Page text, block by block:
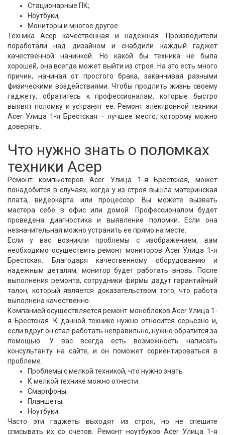
Стационарные ПК;
Ноутбуки;
Мониторы и многое другое.
Техника Асер качественная и надежная. Производители
поработали над дизайном и снабдили каждый гаджет
качественной начинкой. Но какой бы техника не была
хорошей, она всегда может выйти из строя. На это есть много
причин, начиная от простого брака, заканчивая разными
физическими воздействиями. Чтобы продлить жизнь своему
гаджету, обратитесь к профессионалам, которые быстро
выявят поломку и устранят ее. Ремонт электронной техники
Acer Улица 1-я Брестская – лучшее место, которому можно
доверять.
Что нужно знать о поломках
техники Асер
Ремонт компьютеров Acer Улица 1-я Брестская, может
понадобится в случаях, когда у из строя вышла материнская
плата, видеокарта или процессор. Вы можете вызвать
мастера себе в офис или домой. Профессионалом будет
проведена диагностика и выявление поломки. Если она
незначительная можно устранить ее прямо на месте.
Если у вас возникли проблемы с изображением, вам
необходимо осуществить ремонт мониторов Acer Улица 1-я
Брестская. Благодаря качественному оборудованию и
надежным деталям, монитор будет работать вновь. После
выполнения ремонта, сотрудники фирмы дадут гарантийный
талон, который является доказательством того, что работа
выполнена качественно.
Компанией осуществляется ремонт моноблоков Acer Улица 1-
я Брестская. К данной технике нужно относится серьезно и,
если вдруг он стал работать неправильно, нужно обратится за
помощью. У вас всегда есть возможность написать
консультанту на сайте, и он поможет сориентироваться в
проблеме.
Проблемы с мелкой техникой, что нужно знать
К мелкой технике можно отнести:
Смартфоны;
Планшеты;
Ноутбуки.
Часто эти гаджеты выходят из строя, но не спешите
списывать их со счетов. Ремонт ноутбуков Acer Улица 1-я